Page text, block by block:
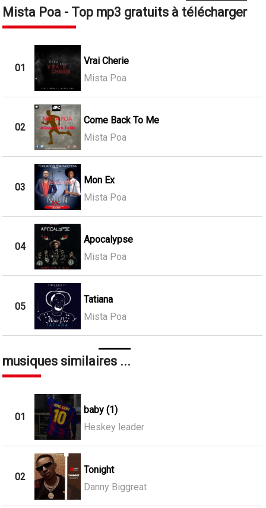
Mista Poa - Top mp3 gratuits à télécharger
01
Vrai Cherie
Mista Poa
02
Come Back To Me
Mista Poa
03
Mon Ex
Mista Poa
04
Apocalypse
Mista Poa
05
Tatiana
Mista Poa
musiques similaires ...
01
baby (1)
Heskey leader
02
Tonight
Danny Biggreat